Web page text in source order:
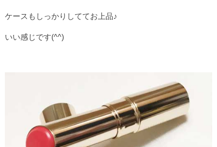
ケースもしっかりしててお上品♪
いい感じです(^^)